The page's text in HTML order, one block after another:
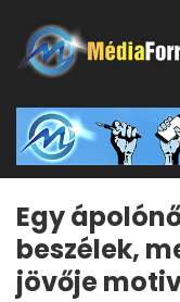
Egy
beszélek,
jövője